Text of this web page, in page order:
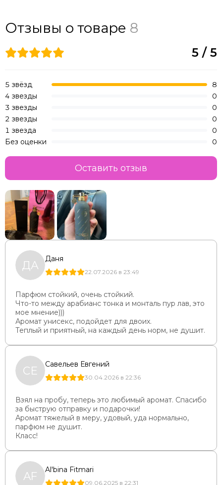
Отзывы о товаре 8
ДА Даня
22.07.2026 в 23:49
Парфюм стойкий, очень стойкий.
Что-то между арабианс тонка и монталь пур лав, это
мое мнение)))
Аромат унисекс, подойдет для двоих.
Теплый и приятный, на каждый день норм, не душит.
СЕ Савельев Евгений
30.04.2026 в 22:36
Взял на пробу, теперь это любимый аромат. Спасибо
за быструю отправку и подарочки!
Аромат тяжелый в меру, удовый, уда нормально,
парфюм не душит.
Класс!
AF Al'bina Fitmari
09.06.2025 в 22:31
5 / 5
5 звёзд
8
4 звезды
0
3 звезды
0
2 звезды
0
1 звезда
0
Без оценки
0
Оставить отзыв